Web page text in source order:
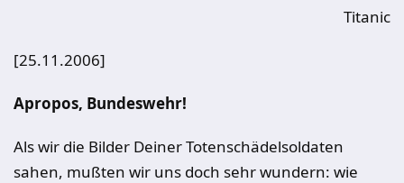
Titanic
[25.11.2006]
Apropos, Bundeswehr!
Als wir die Bilder Deiner Totenschädelsoldaten
sahen, mußten wir uns doch sehr wundern: wie